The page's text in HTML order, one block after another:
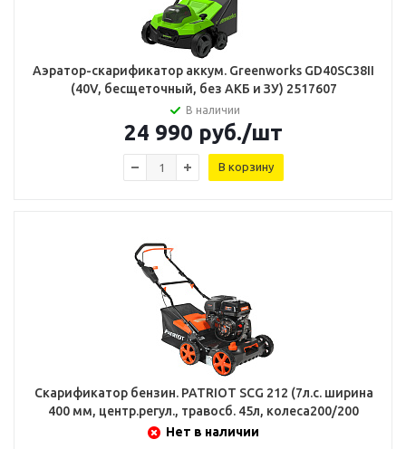
Аэратор-скарификатор аккум. Greenworks GD40SC38II
(40V, бесщеточный, без АКБ и ЗУ) 2517607
В наличии
24 990 руб./шт
В корзину
Скарификатор бензин. PATRIOT SCG 212 (7л.с. ширина
400 мм, центр.регул., травосб. 45л, колеса200/200
Нет в наличии